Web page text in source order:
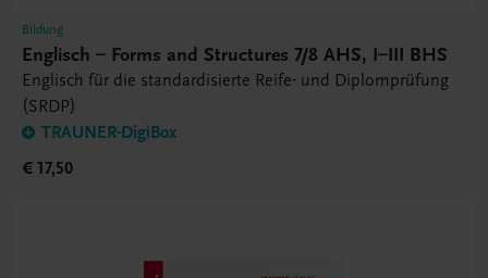
Bildung
Englisch – Forms and Structures 7/8 AHS, I–III BHS
Englisch für die standardisierte Reife- und Diplomprüfung
(SRDP)
TRAUNER-DigiBox
€ 17,50